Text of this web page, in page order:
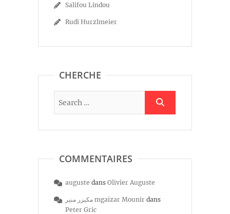
Salifou Lindou
Rudi Hurzlmeier
CHERCHE
COMMENTAIRES
auguste dans Olivier Auguste
مكيزر منير mgaizar Mounir dans
Peter Gric